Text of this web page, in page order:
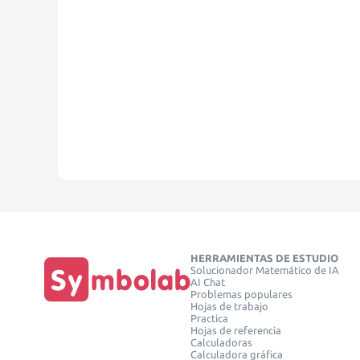
HERRAMIENTAS DE ESTUDIO
Solucionador Matemático de IA
AI Chat
Problemas populares
Hojas de trabajo
Practica
Hojas de referencia
Calculadoras
Calculadora gráfica